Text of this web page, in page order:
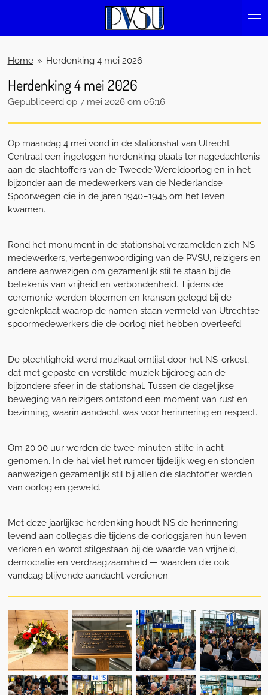
naar
hoofdinhoud
Home » Herdenking 4 mei 2026
Herdenking 4 mei 2026
Gepubliceerd op 7 mei 2026 om 06:16
Op maandag 4 mei vond in de stationshal van Utrecht
Centraal een ingetogen herdenking plaats ter nagedachtenis
aan de slachtoffers van de Tweede Wereldoorlog en in het
bijzonder aan de medewerkers van de Nederlandse
Spoorwegen die in de jaren 1940–1945 om het leven
kwamen.
Rond het monument in de stationshal verzamelden zich NS-
medewerkers, vertegenwoordiging van de PVSU, reizigers en
andere aanwezigen om gezamenlijk stil te staan bij de
betekenis van vrijheid en verbondenheid. Tijdens de
ceremonie werden bloemen en kransen gelegd bij de
gedenkplaat waarop de namen staan vermeld van Utrechtse
spoormedewerkers die de oorlog niet hebben overleefd.
De plechtigheid werd muzikaal omlijst door het NS-orkest,
dat met gepaste en verstilde muziek bijdroeg aan de
bijzondere sfeer in de stationshal. Tussen de dagelijkse
beweging van reizigers ontstond een moment van rust en
bezinning, waarin aandacht was voor herinnering en respect.
Om 20.00 uur werden de twee minuten stilte in acht
genomen. In de hal viel het rumoer tijdelijk weg en stonden
aanwezigen gezamenlijk stil bij allen die slachtoffer werden
van oorlog en geweld.
Met deze jaarlijkse herdenking houdt NS de herinnering
levend aan collega’s die tijdens de oorlogsjaren hun leven
verloren en wordt stilgestaan bij de waarde van vrijheid,
democratie en verdraagzaamheid — waarden die ook
vandaag blijvende aandacht verdienen.